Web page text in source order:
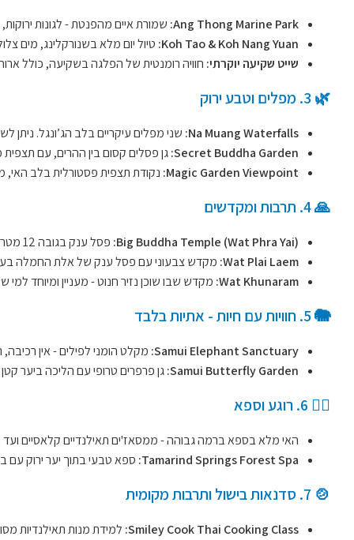
Ang Thong Marine Park: שמורת איים מהפנטת - לגונות
Koh Tao & Koh Nang Yuan: טיול יום מלא בשנורקלינג, מים
שייט שקיעה יוקרתי: חוויה רומנטית של הפלגה בשקיעה, כולל
🌿 3. מפלים וטבע ירוק
Na Muang Waterfalls: שני מפלים עיקריים בלב הג’ונגל.
Secret Buddha Garden: גן פסלים קסום בין ההרים, עם
Magic Garden Viewpoint: נקודת תצפית פסטורלית בלב האי,
🙏 4. תרבות ומקדשים
Big Buddha Temple (Wat Phra Yai): פסל ענק בגובה 12 מטר - אתר איקוני ומרשים.
Wat Plai Laem: מקדש צבעוני עם פסל ענק של אלת החמלה בעלת 18
Wat Khunaram: מקדש שבו שוכן נזיר חנוט - מעניין ומיוחד למי
🐘 5. חוויות עם חיות - אתיות בלבד
Samui Elephant Sanctuary: מקלט הומני לפילים - אין
Samui Butterfly Garden: גן פרפרים טרופי עם הליכה ביער
🧘‍♀️ 6. רוגע וספא
האי מלא בספא ברמה גבוהה - ממסאז'ים תאילנדיים קלאסיים ועד
Tamarind Springs Forest Spa: ספא טבעי בתוך יער ירוק עם
🍲 7. סדנאות בישול ותרבות מקומית
Smiley Cook Thai Cooking Class: למידת מנות תאילנדיות